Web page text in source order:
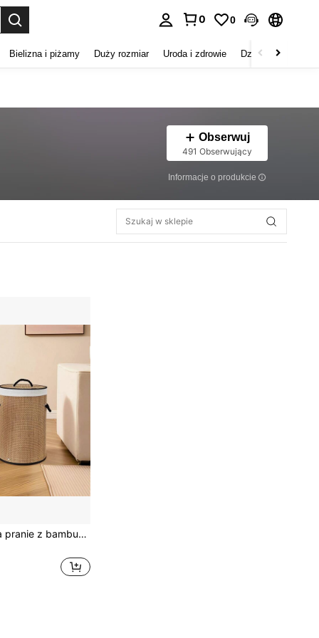
0 0
Bielizna i piżamy Duży rozmiar Uroda i zdrowie Dzieci
Obserwuj
491 Obserwujący
Informacje o produkcie
Składany kosz na pranie z bambusa o dużej pojemności z pokrywką i uchwytem, oszczędzający miejsce do przechowywania w łazience, pralni, sypialni